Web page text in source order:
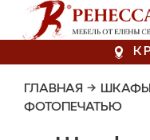
ГЛАВНАЯ →
ФОТОПЕЧАТЬЮ